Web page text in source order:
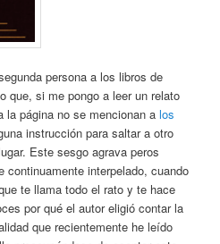
persona a los libros de
que, si me pongo a leer un relato
la página no se mencionan alos
instrucción para saltar a otro
Este sesgo agrava peros
continuamente interpelado, cuando
te llama todo el rato y te hace
por qué el autor eligió contar la
que recientemente he leído